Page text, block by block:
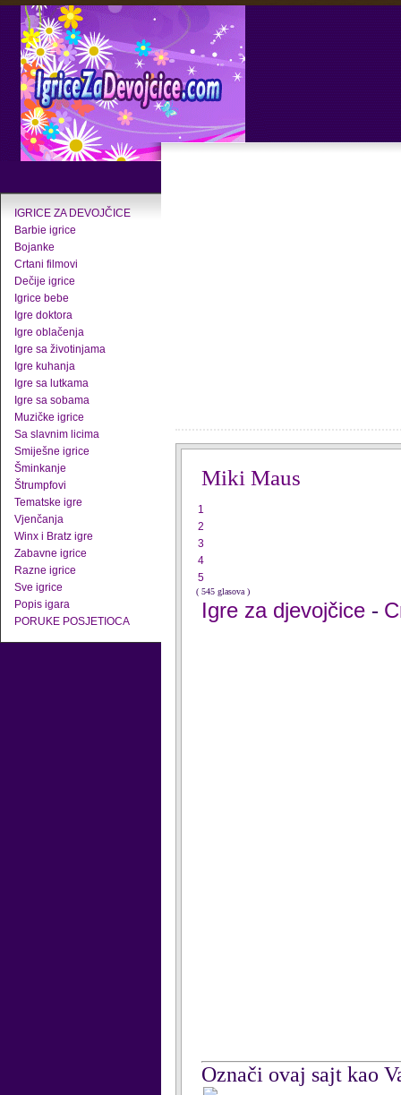
IGRICE ZA DEVOJČICE
Barbie igrice
Bojanke
Crtani filmovi
Dečije igrice
Igrice bebe
Igre doktora
Igre oblačenja
Igre sa životinjama
Igre kuhanja
Igre sa lutkama
Igre sa sobama
Muzičke igrice
Sa slavnim licima
Smiješne igrice
Šminkanje
Štrumpfovi
Tematske igre
Vjenčanja
Winx i Bratz igre
Zabavne igrice
Razne igrice
Sve igrice
Popis igara
PORUKE POSJETIOCA
Miki Maus
1
2
3
4
5
( 545 glasova )
Igre za djevojčice -
Označi ovaj sajt kao